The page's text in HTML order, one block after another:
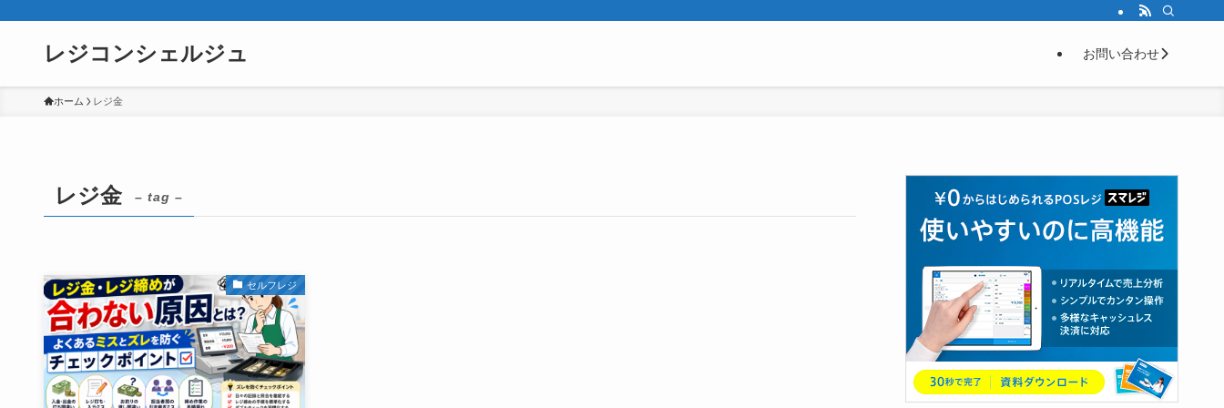
レジコンシェルジュ お問い合わせ
ホーム レジ金
レジ金 – tag –
セルフレジ